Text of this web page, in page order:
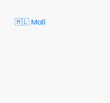
🇲🇱 Malí